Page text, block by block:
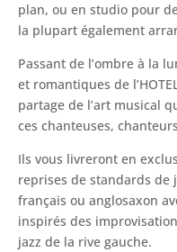
plan, ou en studio pour
la plupart également
Passant de l’ombre à la
et romantiques de
partage de l’art musical
ces chanteuses,
Ils vous livreront en
reprises de standards de
français ou anglosaxon
inspirés des
jazz de la rive gauche.